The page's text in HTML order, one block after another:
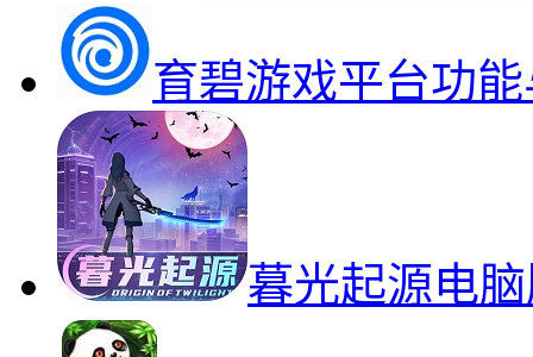
育碧游戏平台功
暮光起源电